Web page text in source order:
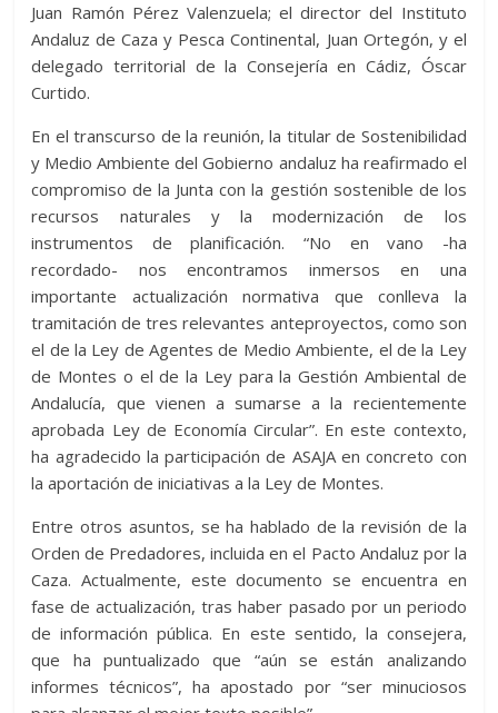
Juan Ramón Pérez Valenzuela; el director del Instituto
Andaluz de Caza y Pesca Continental, Juan Ortegón, y el
delegado territorial de la Consejería en Cádiz, Óscar
Curtido.
En el transcurso de la reunión, la titular de Sostenibilidad
y Medio Ambiente del Gobierno andaluz ha reafirmado el
compromiso de la Junta con la gestión sostenible de los
recursos naturales y la modernización de los
instrumentos de planificación. “No en vano -ha
recordado- nos encontramos inmersos en una
importante actualización normativa que conlleva la
tramitación de tres relevantes anteproyectos, como son
el de la Ley de Agentes de Medio Ambiente, el de la Ley
de Montes o el de la Ley para la Gestión Ambiental de
Andalucía, que vienen a sumarse a la recientemente
aprobada Ley de Economía Circular”. En este contexto,
ha agradecido la participación de ASAJA en concreto con
la aportación de iniciativas a la Ley de Montes.
Entre otros asuntos, se ha hablado de la revisión de la
Orden de Predadores, incluida en el Pacto Andaluz por la
Caza. Actualmente, este documento se encuentra en
fase de actualización, tras haber pasado por un periodo
de información pública. En este sentido, la consejera,
que ha puntualizado que “aún se están analizando
informes técnicos”, ha apostado por “ser minuciosos